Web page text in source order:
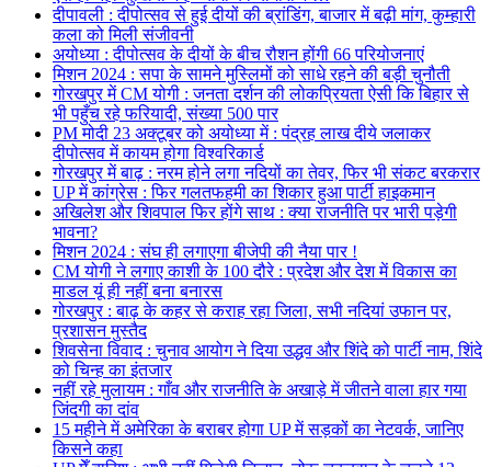
दीपावली : दीपोत्सव से हुई दीयों की ब्रांडिंग, बाजार में बढ़ी मांग, कुम्हारी
कला को मिली संजीवनी
अयोध्या : दीपोत्सव के दीयों के बीच रौशन होंगी 66 परियोजनाएं
मिशन 2024 : सपा के सामने मुस्लिमों को साधे रहने की बड़ी चुनौती
गोरखपुर में CM योगी : जनता दर्शन की लोकप्रियता ऐसी कि बिहार से
भी पहुँच रहे फरियादी, संख्या 500 पार
PM मोदी 23 अक्टूबर को अयोध्या में : पंद्रह लाख दीये जलाकर
दीपोत्सव में कायम होगा विश्वरिकार्ड
गोरखपुर में बाढ़ : नरम होने लगा नदियों का तेवर, फिर भी संकट बरकरार
UP में कांग्रेस : फिर गलतफहमी का शिकार हुआ पार्टी हाइकमान
अखिलेश और शिवपाल फिर होंगे साथ : क्या राजनीति पर भारी पड़ेगी
भावना?
मिशन 2024 : संघ ही लगाएगा बीजेपी की नैया पार !
CM योगी ने लगाए काशी के 100 दौरे : प्रदेश और देश में विकास का
माडल यूं ही नहीं बना बनारस
गोरखपुर : बाढ़ के कहर से कराह रहा जिला, सभी नदियां उफान पर,
प्रशासन मुस्तैद
शिवसेना विवाद : चुनाव आयोग ने दिया उद्धव और शिंदे को पार्टी नाम, शिंदे
को चिन्ह का इंतजार
नहीं रहे मुलायम : गाँव और राजनीति के अखाड़े में जीतने वाला हार गया
जिंदगी का दांव
15 महीने में अमेरिका के बराबर होगा UP में सड़कों का नेटवर्क, जानिए
किसने कहा